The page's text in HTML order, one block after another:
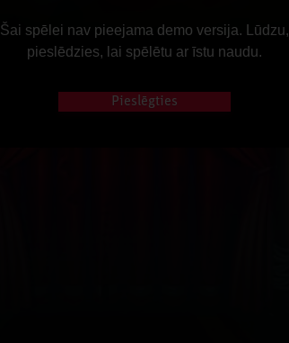
Šai spēlei nav pieejama demo versija. Lūdzu,
pieslēdzies, lai spēlētu ar īstu naudu.
Pieslēgties